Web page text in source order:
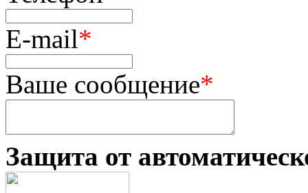
E-mail*
Ваше сообщение*
Защита от